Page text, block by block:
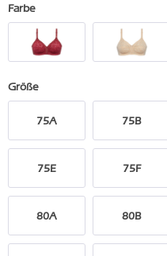
Farbe
Größe
75A 75B
75E 75F
80A 80B